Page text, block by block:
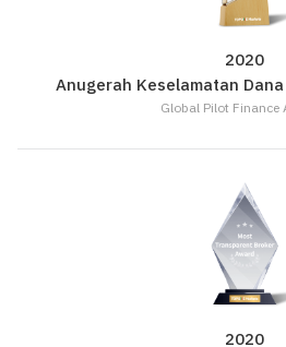
2020
Anugerah Keselamatan
Global Pilot Finance
2020